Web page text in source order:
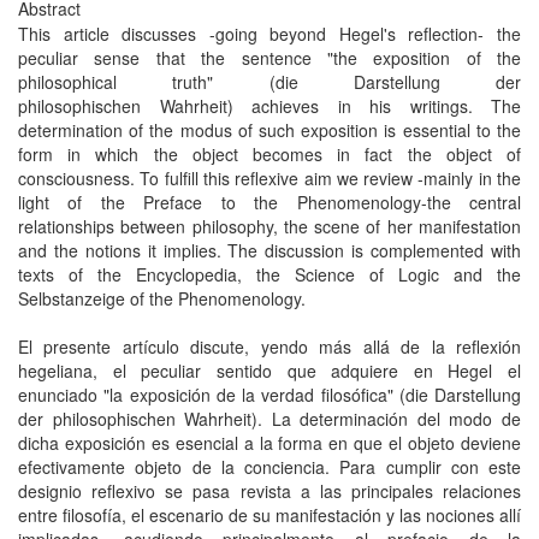
Abstract
This article discusses -going beyond Hegel's reflection- the
peculiar sense that the sentence "the exposition of the
philosophical truth" (die Darstellung der
philosophischen Wahrheit) achieves in his writings. The
determination of the modus of such exposition is essential to the
form in which the object becomes in fact the object of
consciousness. To fulfill this reflexive aim we review -mainly in the
light of the Preface to the Phenomenology-the central
relationships between philosophy, the scene of her manifestation
and the notions it implies. The discussion is complemented with
texts of the Encyclopedia, the Science of Logic and the
Selbstanzeige of the Phenomenology.
El presente artículo discute, yendo más allá de la reflexión
hegeliana, el peculiar sentido que adquiere en Hegel el
enunciado "la exposición de la verdad filosófica" (die Darstellung
der philosophischen Wahrheit). La determinación del modo de
dicha exposición es esencial a la forma en que el objeto deviene
efectivamente objeto de la conciencia. Para cumplir con este
designio reflexivo se pasa revista a las principales relaciones
entre filosofía, el escenario de su manifestación y las nociones allí